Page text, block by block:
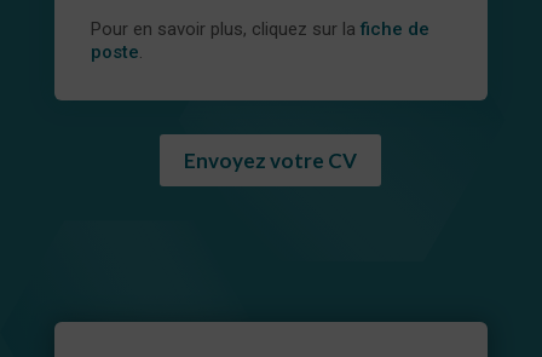
Pour en savoir plus, cliquez sur la fiche de
poste.
Envoyez votre CV